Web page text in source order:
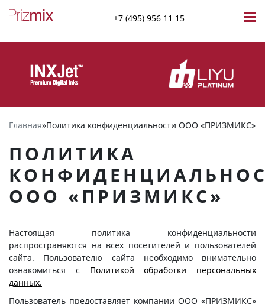
+7 (495) 956 11 15
Главная»Политика конфиденциальности ООО «ПРИЗМИКС»
ПОЛИТИКА
ООО «ПРИЗМИКС»
Настоящая политика конфиденциальности
распространяются на всех посетителей и пользователей
сайта. Пользователю сайта необходимо внимательно
ознакомиться с Политикой обработки персональных
данных.
Пользователь предоставляет компании ООО «ПРИЗМИКС»